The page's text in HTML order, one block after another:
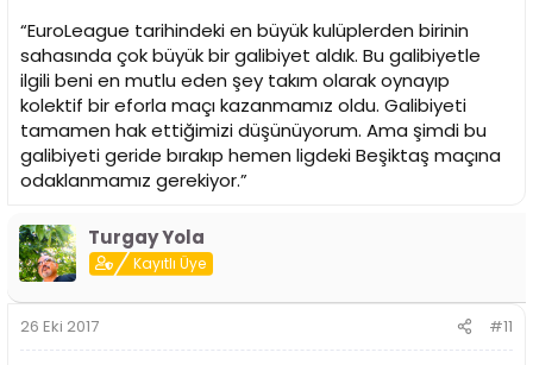
“EuroLeague tarihindeki en büyük kulüplerden birinin
sahasında çok büyük bir galibiyet aldık. Bu galibiyetle
ilgili beni en mutlu eden şey takım olarak oynayıp
kolektif bir eforla maçı kazanmamız oldu. Galibiyeti
tamamen hak ettiğimizi düşünüyorum. Ama şimdi bu
galibiyeti geride bırakıp hemen ligdeki Beşiktaş maçına
odaklanmamız gerekiyor.”
Turgay Yola
Kayıtlı Üye
26 Eki 2017 #11